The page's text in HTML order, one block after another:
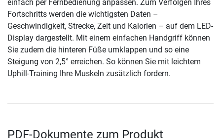
einfach per Fernbedienung anpassen. Zum Verfolgen Ihres
Fortschritts werden die wichtigsten Daten –
Geschwindigkeit, Strecke, Zeit und Kalorien – auf dem LED-
Display dargestellt. Mit einem einfachen Handgriff können
Sie zudem die hinteren Füße umklappen und so eine
Steigung von 2,5° erreichen. So können Sie mit leichtem
Uphill-Training Ihre Muskeln zusätzlich fordern.
PDF-Dokumente zum Produkt